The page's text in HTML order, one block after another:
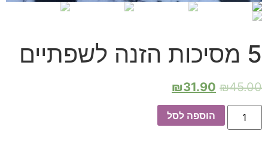
5 מסיכות הזנה לשפתיים
₪45.00
₪31.90
הוספה לסל